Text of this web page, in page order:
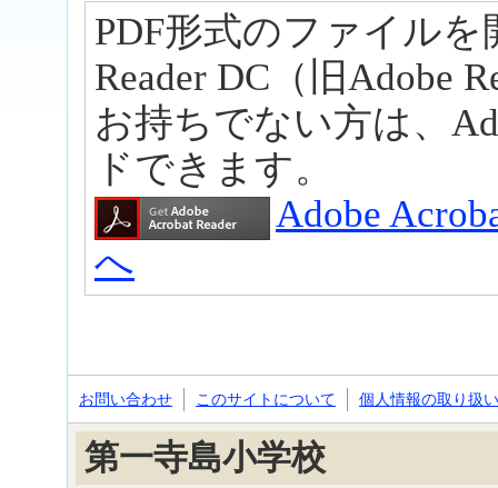
PDF形式のファイルを
Reader DC（旧Adobe
お持ちでない方は、
ドできます。
Adobe
へ
お問い合わせ このサイトについて 個人情報の取り扱い
第一寺島小学校